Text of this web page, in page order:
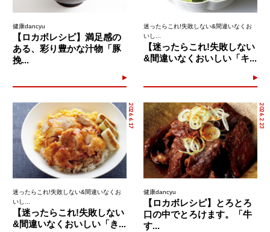
健康dancyu
【ロカボレシピ】満足感の
ある、彩り豊かな汁物「豚
挽...
迷ったらこれ!失敗しない&間違いなくお
いし...
【迷ったらこれ!失敗しない
&間違いなくおいしい「キ...
2026.6.17
迷ったらこれ!失敗しない&間違いなくお
いし...
【迷ったらこれ!失敗しない
&間違いなくおいしい「き...
2026.2.23
健康dancyu
【ロカボレシピ】とろとろ
口の中でとろけます。「牛
す...